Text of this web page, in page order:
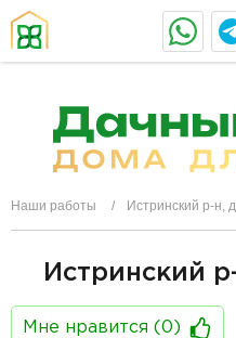
Наши работы Истринский р-н,
Истринский
Мне нравится ( 0 )